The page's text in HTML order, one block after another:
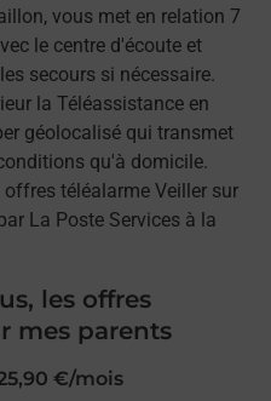
vous met en relation 7
le centre d'écoute et
secours si nécessaire.
la Téléassistance en
géolocalisé qui transmet
qu'à domicile.
offres téléalarme Veiller sur
La Poste Services à la
les offres
mes parents
€/mois